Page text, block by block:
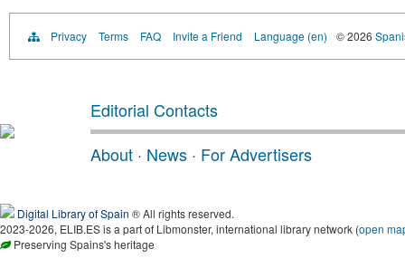
Privacy Terms FAQ Invite a Friend Language (en) © 2026
Editorial Contacts
About · News · For Advertisers
Digital Library of Spain ® All rights reserved.
2023-2026, ELIB.ES is a part of Libmonster, international library network (open
Preserving Spains's heritage